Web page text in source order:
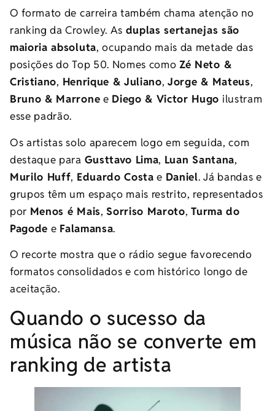
O formato de carreira também chama atenção no
ranking da Crowley. As duplas sertanejas são
maioria absoluta, ocupando mais da metade das
posições do Top 50. Nomes comoZé Neto &
Cristiano, Henrique & Juliano,Jorge & Mateus,
Bruno & Marrone e Diego & Victor Hugo ilustram
esse padrão.
Os artistas solo aparecem logo em seguida, com
destaque para Gusttavo Lima, Luan Santana,
Murilo Huff, Eduardo Costa e Daniel. Já bandas e
grupos têm um espaço mais restrito, representados
por Menos é Mais,Sorriso Maroto,Turma do
Pagode e Falamansa.
O recorte mostra que o rádio segue favorecendo
formatos consolidados e com histórico longo de
aceitação.
Quando o sucesso da
música não se converte em
ranking de artista